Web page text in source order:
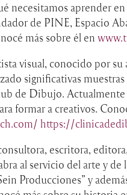
necesitamos aprender
de PINE, Espacio
más sobre él en
visual, conocido por su
significativas
de Dibujo.
formar a creativos.
https://
escritora,
al servicio del arte y
Producciones” y